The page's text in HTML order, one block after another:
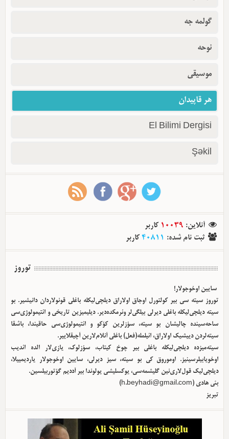
گولمه جه
نوحه
موسیقی
هر قاپیدان
El Bilimi Dergisi
Şəkil
آنلاین:
10039 کاربر
ثبت نام شده:
40811 کاربر
توروز
سایین اوخوجولار!
توروز سیته سی بیر کولتورل اوجاق اولا‌راق دیلچی‌لیکله باغلی قونولاردان دانیشیر. بو
سیته دیلچی‌لیکله باغلی دیرلی بیلگی‌لر وئرمکده‌دیر. دیلیمیزین تاریخی و ائتیمولوژی‌سی
ساحه‌سینده چالیشان بو سیته، سؤزلرین کؤکو و ائتیمولوژی‌سی حاقیندا، باشقا
سیته‌لردن دییشیک اولا‌راق، ائیلمله(فعل) باغلی آنلام‌لارین آچیقلاییر.
سیته‌میزده دیلچی‌لیکله باغلی بیر چوخ کیتاب، سؤزلوک، یازی‌لار الده ائدیب
اوخویابیلرسینیز. اوموروق کی بو سیته، سیز دیرلی، سایین اوخوجولار یاردیمییلا،
دیلچی‌لیک قول‌لاری‌نین گلیشمه‌سی، یوکسلیشی یولوندا بیر آددیم گؤتوربیلسین.
بئی هادی (h.beyhadi@gmail.com
)
تبریز